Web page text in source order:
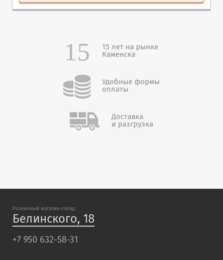
15 лет на рынке
Каменска
Удобные формы
оплаты
Доставка
и разгрузка
Розничный магазин-склад
Белинского, 18
+7 950 632-58-31